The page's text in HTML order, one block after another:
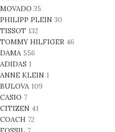
MOVADO 35
PHILIPP PLEIN 30
TISSOT 132
TOMMY HILFIGER 46
DAMA 556
ADIDAS 1
ANNE KLEIN 1
BULOVA 109
CASIO 7
CITIZEN 41
COACH 72